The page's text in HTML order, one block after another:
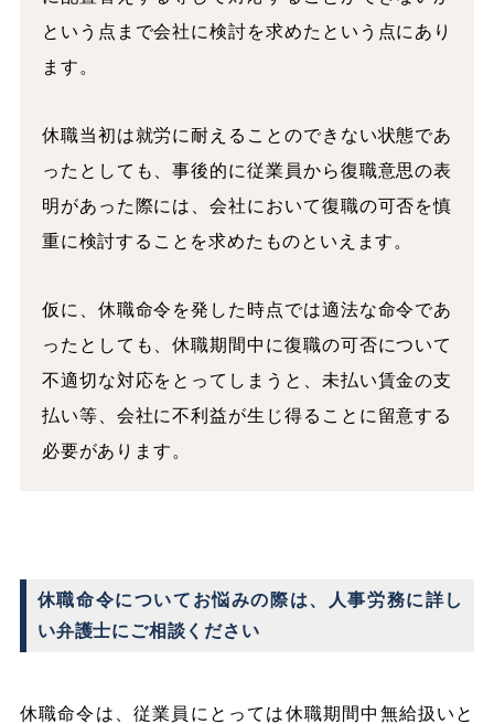
という点まで会社に検討を求めたという点にあり
ます。
休職当初は就労に耐えることのできない状態であ
ったとしても、事後的に従業員から復職意思の表
明があった際には、会社において復職の可否を慎
重に検討することを求めたものといえます。
仮に、休職命令を発した時点では適法な命令であ
ったとしても、休職期間中に復職の可否について
不適切な対応をとってしまうと、未払い賃金の支
払い等、会社に不利益が生じ得ることに留意する
必要があります。
休職命令についてお悩みの際は、人事労務に詳し
い弁護士にご相談ください
休職命令は、従業員にとっては休職期間中無給扱いと